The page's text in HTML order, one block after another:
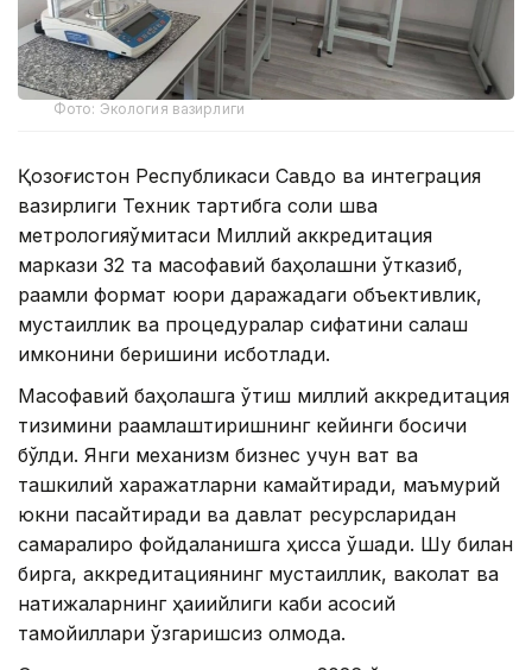
Фото: Экология вазирлиги
Қозоғистон Республикаси Савдо ва интеграция
вазирлиги Техник тартибга соли шва
метрологияқўмитаси Миллий аккредитация
маркази 32 та масофавий баҳолашни ўтказиб,
рақамли формат юқори даражадаги объективлик,
мустақиллик ва процедуралар сифатини сақлаш
имконини беришини исботлади.
Масофавий баҳолашга ўтиш миллий аккредитация
тизимини рақамлаштиришнинг кейинги босқичи
бўлди. Янги механизм бизнес учун вақт ва
ташкилий харажатларни камайтиради, маъмурий
юкни пасайтиради ва давлат ресурсларидан
самаралироқ фойдаланишга ҳисса қўшади. Шу билан
бирга, аккредитациянинг мустақиллик, ваколат ва
натижаларнинг ҳақиқийлиги каби асосий
тамойиллари ўзгаришсиз қолмоқда.